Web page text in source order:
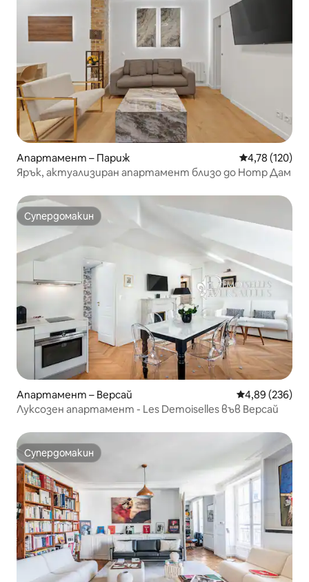
Апартамент – Париж Средна
4,78 (120)
Ярък, актуализиран апартамент близо до Нотр Дам
Супердомакин
Супердомакин
Апартамент – Версай Средна
4,89 (236)
Луксозен апартамент - Les Demoiselles във Версай
Супердомакин
Супердомакин